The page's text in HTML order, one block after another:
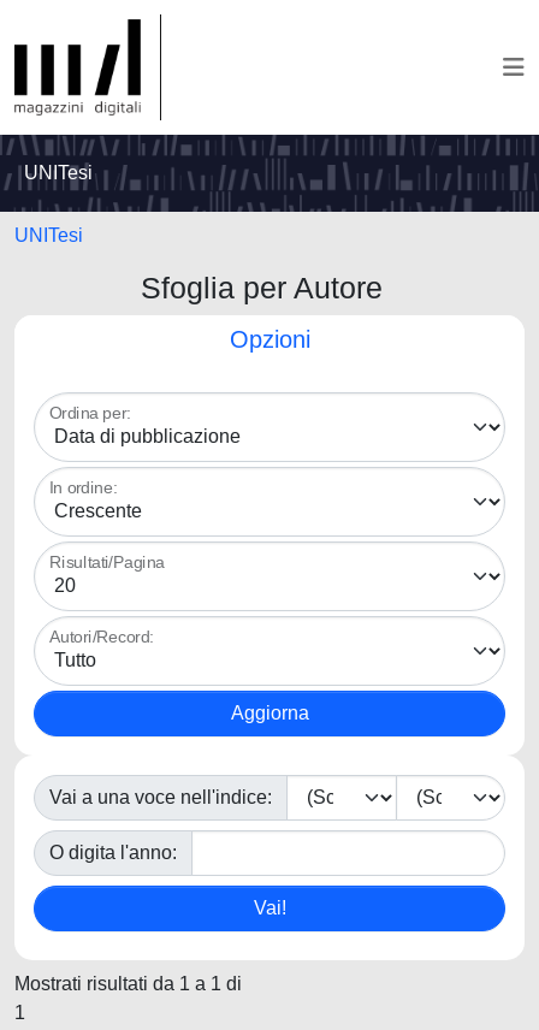
UNITesi
UNITesi
Sfoglia per Autore
Opzioni
Ordina per:
In ordine:
Risultati/Pagina
Autori/Record:
Vai a una voce nell'indice:
O digita l'anno:
Mostrati risultati da 1 a 1 di
1